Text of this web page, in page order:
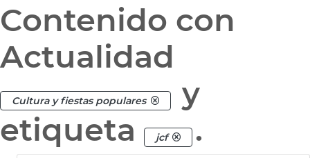
Contenido con
Actualidad
Cultura y fiestas populares
y
etiqueta
jcf .